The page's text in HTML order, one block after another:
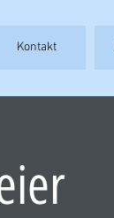
Kontakt